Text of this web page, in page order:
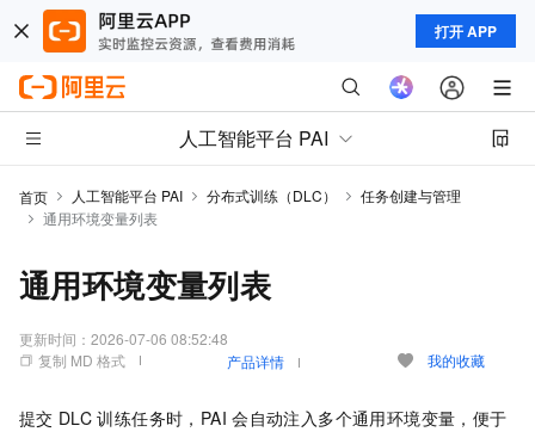
打开 APP
人工智能平台 PAI
首页 人工智能平台 PAI 分布式训练（DLC）
任务创建与管理
通用环境变量列表
通用环境变量列表
更新时间： 2026-07-06 08:52:48
复制 MD 格式
产品详情 我的收藏
提交 DLC 训练任务时，PAI 会自动注入多个通用环境变量，便于